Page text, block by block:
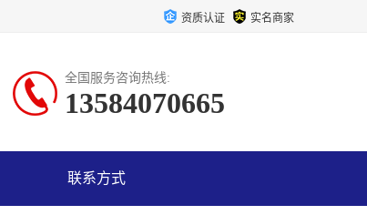
资质认证 实名商家
全国服务咨询热线:
13584070665
联系方式